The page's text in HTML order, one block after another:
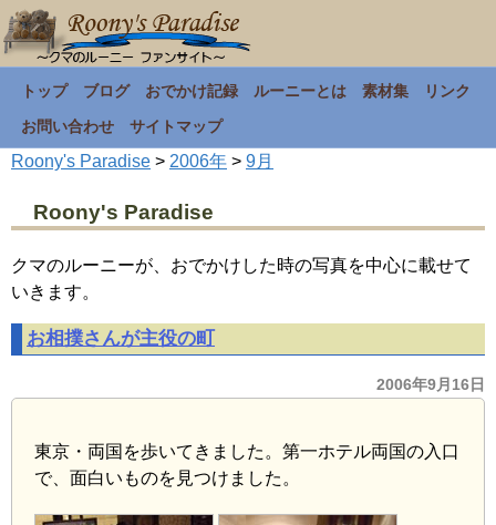
トップ ブログ おでかけ記録 ルーニーとは 素材集 リンク
お問い合わせ サイトマップ
Roony's Paradise > 2006年 > 9月
Roony's Paradise
クマのルーニーが、おでかけした時の写真を中心に載せて
いきます。
お相撲さんが主役の町
2006年9月16日
東京・両国を歩いてきました。第一ホテル両国の入口
で、面白いものを見つけました。